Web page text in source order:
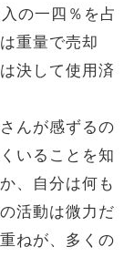
の一四％を占
重量で売却
決して使用済
んが感ずるの
いることを知
、自分は何も
活動は微力だ
ねが、多くの